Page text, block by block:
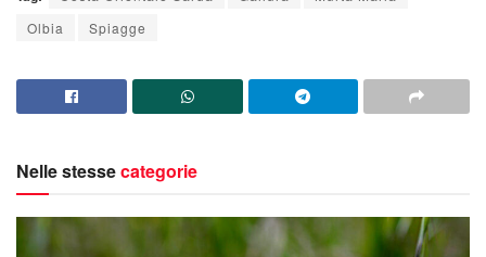
Olbia
Spiagge
Nelle stessecategorie